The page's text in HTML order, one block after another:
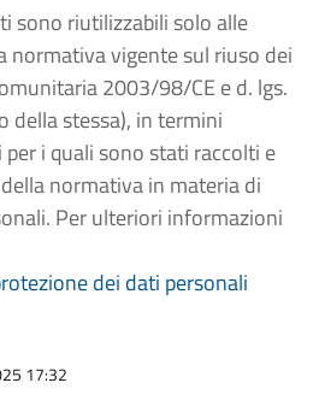
sono riutilizzabili solo alle
normativa vigente sul riuso dei
2003/98/CE e d. lgs.
della stessa), in termini
i quali sono stati raccolti e
normativa in materia di
Per ulteriori informazioni
dei dati personali
17:32